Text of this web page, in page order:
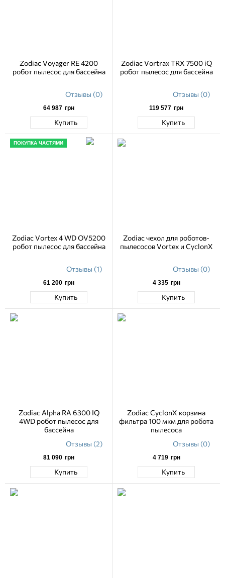
Zodiac Voyager RE 4200
робот пылесос для бассейна
Отзывы (0)
64 987 грн
Купить
Zodiac Vortrax TRX 7500 iQ
робот пылесос для бассейна
Отзывы (0)
119 577 грн
Купить
ПОКУПКА ЧАСТЯМИ
Zodiac Vortex 4 WD OV5200
робот пылесос для бассейна
Отзывы (1)
61 200 грн
Купить
Zodiac чехол для роботов-
пылесосов Vortex и CyclonX
Отзывы (0)
4 335 грн
Купить
Zodiac Alpha RA 6300 IQ
4WD робот пылесос для
бассейна
Отзывы (2)
81 090 грн
Купить
Zodiac CyclonX корзина
фильтра 100 мкм для робота
пылесоса
Отзывы (0)
4 719 грн
Купить